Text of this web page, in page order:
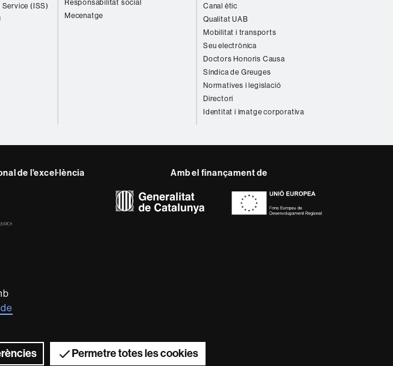
Permetre totes les cookies
(ISS)
Responsabilitat social
Mecenatge
Canal ètic
Qualitat UAB
Mobilitat i transports
Seu electrònica
Doctors Honoris Causa
Síndica de Greuges
Normatives i legislació
Directori
Identitat i imatge corporativa
de l'excel·lència Amb el finançament de
de qualitat i excel·lència, diversificada,
societat i adaptada als nous models de l'Europa
per la qualitat i el caràcter innovador de la seva
de Barcelona